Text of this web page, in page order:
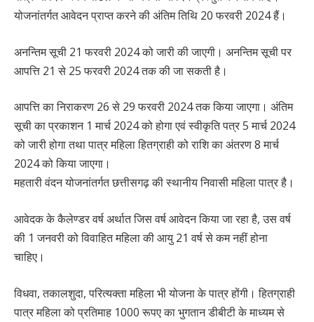
योजनांतर्गत आवेदन प्राप्त करने की अंतिम तिथि 20 फरवरी 2024 हैं।
अनन्तिम सूची 21 फरवरी 2024 को जारी की जाएगी। अनन्तिम सूची पर
आपत्ति 21 से 25 फरवरी 2024 तक की जा सकती है।
आपत्ति का निराकरण 26 से 29 फरवरी 2024 तक किया जाएगा। अंतिम
सूची का प्रकाशन 1 मार्च 2024 को होगा एवं स्वीकृति पत्र 5 मार्च 2024
को जारी होगा तथा पात्र महिला हितग्राही को राशि का अंतरण 8 मार्च
2024 को किया जाएगा।
महतारी वंदन योजनांतर्गत छत्तीसगढ़ की स्थानीय निवासी महिला पात्र है।
आवेदक के कैलेण्डर वर्ष अर्थात जिस वर्ष आवेदन किया जा रहा है, उस वर्ष
की 1 जनवरी को विवाहित महिला की आयु 21 वर्ष से कम नहीं होना
चाहिए।
विधवा, तकालशुदा, परित्यक्ता महिला भी योजना के पात्र होंगी। हितग्राही
पात्र महिला को प्रतिमाह 1000 रूपए का भुगतान डीबीटी के माध्यम से